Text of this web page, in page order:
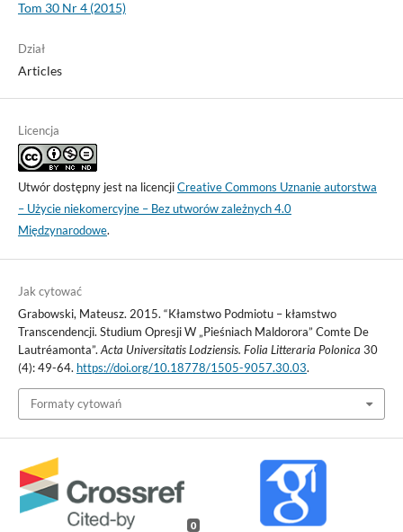
Tom 30 Nr 4 (2015)
Dział
Articles
Licencja
Utwór dostępny jest na licencjiCreative Commons Uznanie autorstwa
– Użycie niekomercyjne – Bez utworów zależnych 4.0
Międzynarodowe.
Jak cytować
Grabowski, Mateusz. 2015. “Kłamstwo Podmiotu – kłamstwo
Transcendencji. Studium Opresji W „Pieśniach Maldorora” Comte De
Lautréamonta”.Acta Universitatis Lodziensis. Folia Litteraria Polonica 30
(4): 49-64. https://doi.org/10.18778/1505-9057.30.03.
Formaty cytowań
0